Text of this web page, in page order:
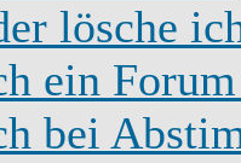
lösche
ein
bei